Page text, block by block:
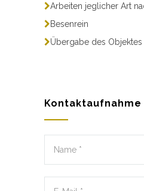
Arbeiten jeglicher Art
Besenrein
Übergabe des
Kontaktaufnahme